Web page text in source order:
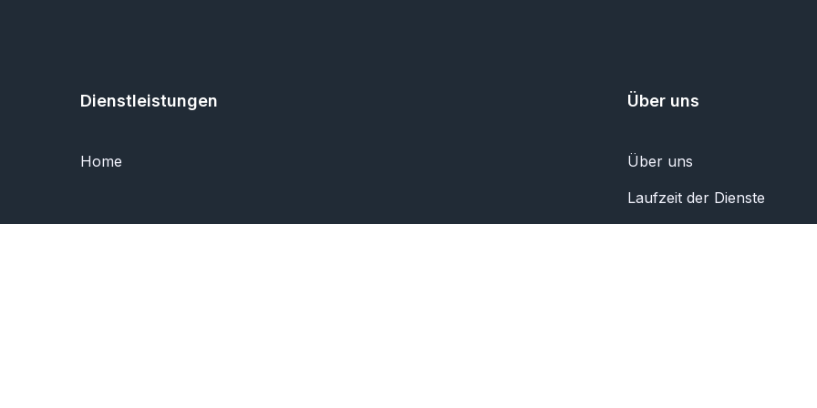
Dienstleistungen
Home
Über uns
Über uns
Laufzeit der Dienste